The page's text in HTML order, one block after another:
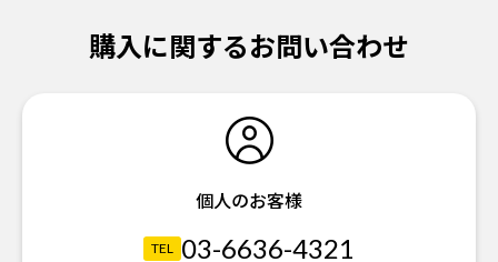
購入に関するお問い合わせ
個人のお客様
TEL 03-6636-4321